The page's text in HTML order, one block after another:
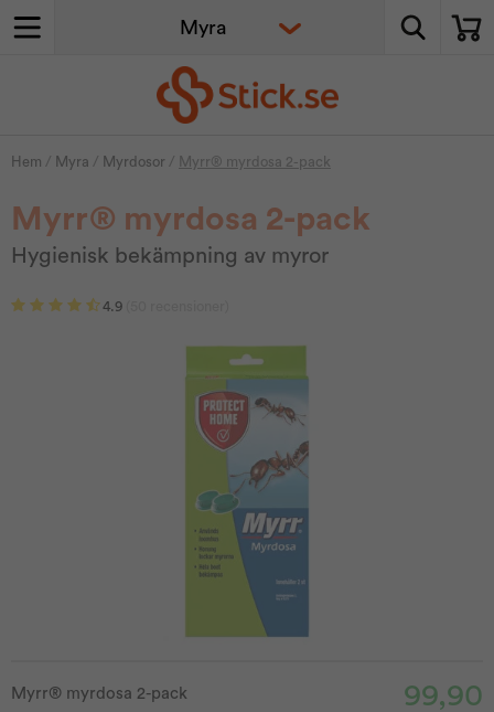
Hem / Myra / Myrdosor / Myrr® myrdosa 2-pack
Myrr® myrdosa 2-pack
Hygienisk bekämpning av myror
4.9
Myrr® myrdosa 2-pack 99,90